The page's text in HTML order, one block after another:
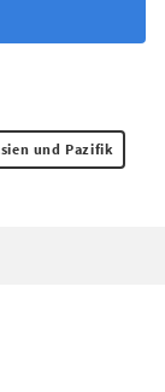
und Pazifik